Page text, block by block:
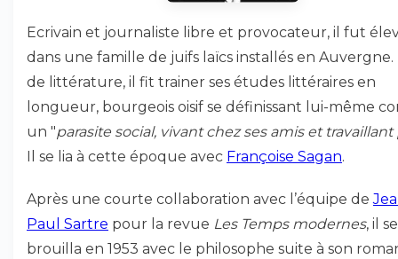
Ecrivain et journaliste libre et provocateur, il fut
dans une famille de juifs laïcs installés en Auvergne.
de littérature, il fit trainer ses études littéraires en
longueur, bourgeois oisif se définissant lui-même
un "parasite social, vivant chez ses amis et travaillant
Il se lia à cette époque avec Françoise Sagan.
Après une courte collaboration avec l’équipe de
Paul Sartre pour la revue Les Temps modernes, il se
brouilla en 1953 avec le philosophe suite à son